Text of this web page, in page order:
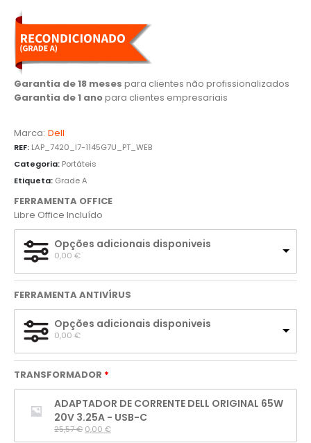
Garantia de 18 meses para clientes não profissionalizados
Garantia de 1 anopara clientes empresariais
Marca: Dell
REF: LAP_7420_I7-1145G7U_PT_WEB
Categoria: Portáteis
Etiqueta: Grade A
FERRAMENTA OFFICE
Libre Office Incluído
Opções adicionais disponiveis
0,00 €
FERRAMENTA ANTIVÍRUS
Opções adicionais disponiveis
0,00 €
TRANSFORMADOR
ADAPTADOR DE CORRENTE DELL ORIGINAL 65W
20V 3.25A - USB-C
25,57 € 0,00 €